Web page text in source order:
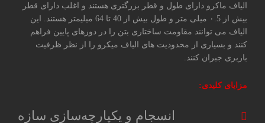
الیاف ماکرو دارای طول و قطر بزرگتری هستند و اغلب دارای قطر
بیش از ۰.5 میلی متر و طول بیش از 40 تا 64 میلیمتر هستند. این
الیاف می توانند مقاومت ساختاری بتن را در دوزهای پایین فراهم
کنند و بسیاری از محدودیت های الیاف میکرو را از نظر ظرفیت
باربری جبران کنند.
مزایای کلیدی:
انسجام و یکپارچه‌سازی سازه